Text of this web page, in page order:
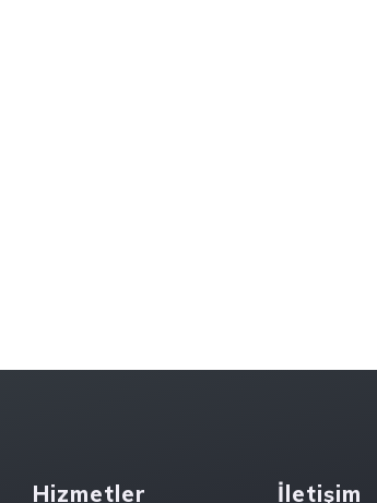
Hizmetler İletişim